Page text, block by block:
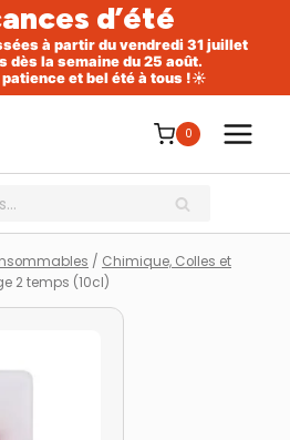
d’été
à partir du vendredi 31 juillet
dès la semaine du 25 août.
et bel été à tous !☀️
0
RECHERCHE
/ Chimique, Colles et
2 temps (10cl)